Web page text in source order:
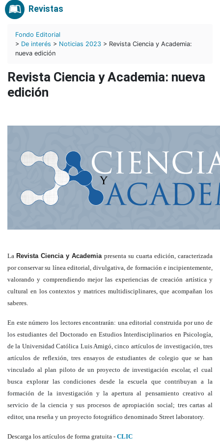
Revistas
Fondo Editorial
> De interés > Noticias 2023 > Revista Ciencia y Academia:
nueva edición
Revista Ciencia y Academia: nueva
edición
La Revista Ciencia y Academia presenta su cuarta edición, caracterizada
por conservar su línea editorial, divulgativa, de formación e incipientemente,
valorando y comprendiendo mejor las experiencias de creación artística y
cultural en los contextos y matrices multidisciplinares, que acompañan los
saberes.
En este número los lectores encontrarán: una editorial construida por uno de
los estudiantes del Doctorado en Estudios Interdisciplinarios en Psicología,
de la Universidad Católica Luis Amigó, cinco artículos de investigación, tres
artículos de reflexión, tres ensayos de estudiantes de colegio que se han
vinculado al plan piloto de un proyecto de investigación escolar, el cual
busca explorar las condiciones desde la escuela que contribuyan a la
formación de la investigación y la apertura al pensamiento creativo al
servicio de la ciencia y sus procesos de apropiación social; tres cartas al
editor, una reseña y un proyecto fotográfico denominado Street laboratory.
Descarga los artículos de forma gratuita - CLIC